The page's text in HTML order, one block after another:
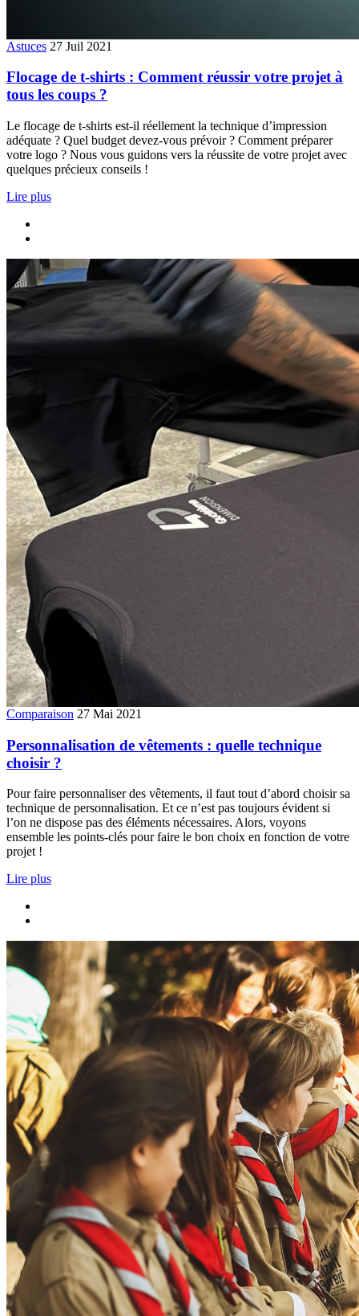
Astuces 27 Juil 2021
Flocage de t-shirts : Comment réussir votre projet à
tous les coups ?
Le flocage de t-shirts est-il réellement la technique d’impression
adéquate ? Quel budget devez-vous prévoir ? Comment préparer
votre logo ? Nous vous guidons vers la réussite de votre projet avec
quelques précieux conseils !
Lire plus
Comparaison 27 Mai 2021
Personnalisation de vêtements : quelle technique
choisir ?
Pour faire personnaliser des vêtements, il faut tout d’abord choisir sa
technique de personnalisation. Et ce n’est pas toujours évident si
l’on ne dispose pas des éléments nécessaires. Alors, voyons
ensemble les points-clés pour faire le bon choix en fonction de votre
projet !
Lire plus